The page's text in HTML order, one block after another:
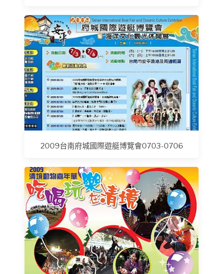
2009台南府城國際遊艇博覽會0703-0706